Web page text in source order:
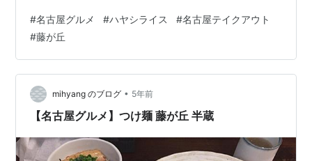
定メニューとのことです。 ↑ハヤシライス（1260円） ↑
お弁当の様子 食べてみた感想ですが美味しいハヤシライ
スでした。これでハンバーグも食べてみたいと思いまし
た。ご飯の量はもう少し、デミグラスソースにはもっと
量が欲しいなと思いました。最後は、ご飯が余ってしま
うくらいソースは足りませんでした。 ブ…
#名古屋グルメ #ハヤシライス #名古屋テイクアウト
#藤が丘
mihyang のブログ • 5年前
【名古屋グルメ】つけ麺 藤が丘 半蔵